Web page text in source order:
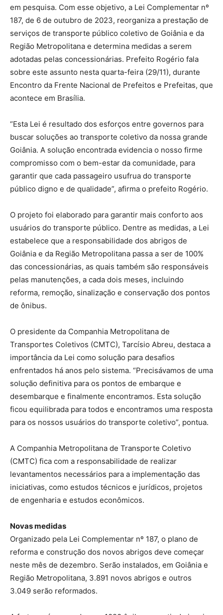
em pesquisa. Com esse objetivo, a Lei Complementar nº
187, de 6 de outubro de 2023, reorganiza a prestação de
serviços de transporte público coletivo de Goiânia e da
Região Metropolitana e determina medidas a serem
adotadas pelas concessionárias. Prefeito Rogério fala
sobre este assunto nesta quarta-feira (29/11), durante
Encontro da Frente Nacional de Prefeitos e Prefeitas, que
acontece em Brasília.
“Esta Lei é resultado dos esforços entre governos para
buscar soluções ao transporte coletivo da nossa grande
Goiânia. A solução encontrada evidencia o nosso firme
compromisso com o bem-estar da comunidade, para
garantir que cada passageiro usufrua do transporte
público digno e de qualidade”, afirma o prefeito Rogério.
O projeto foi elaborado para garantir mais conforto aos
usuários do transporte público. Dentre as medidas, a Lei
estabelece que a responsabilidade dos abrigos de
Goiânia e da Região Metropolitana passa a ser de 100%
das concessionárias, as quais também são responsáveis
pelas manutenções, a cada dois meses, incluindo
reforma, remoção, sinalização e conservação dos pontos
de ônibus.
O presidente da Companhia Metropolitana de
Transportes Coletivos (CMTC), Tarcísio Abreu, destaca a
importância da Lei como solução para desafios
enfrentados há anos pelo sistema. “Precisávamos de uma
solução definitiva para os pontos de embarque e
desembarque e finalmente encontramos. Esta solução
ficou equilibrada para todos e encontramos uma resposta
para os nossos usuários do transporte coletivo”, pontua.
A Companhia Metropolitana de Transporte Coletivo
(CMTC) fica com a responsabilidade de realizar
levantamentos necessários para a implementação das
iniciativas, como estudos técnicos e jurídicos, projetos
de engenharia e estudos econômicos.
Novas medidas
Organizado pela Lei Complementar nº 187, o plano de
reforma e construção dos novos abrigos deve começar
neste mês de dezembro. Serão instalados, em Goiânia e
Região Metropolitana, 3.891 novos abrigos e outros
3.049 serão reformados.